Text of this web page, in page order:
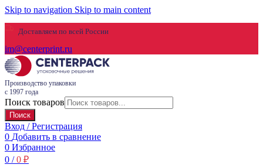
Skip to navigation Skip to main content
Доставляем по всей России
im@centerprint.ru
Производство упаковки
с 1997 года
Поиск товаров
Поиск
Вход / Регистрация
0 Добавить в сравнение
0 Избранное
0 / 0 ₽